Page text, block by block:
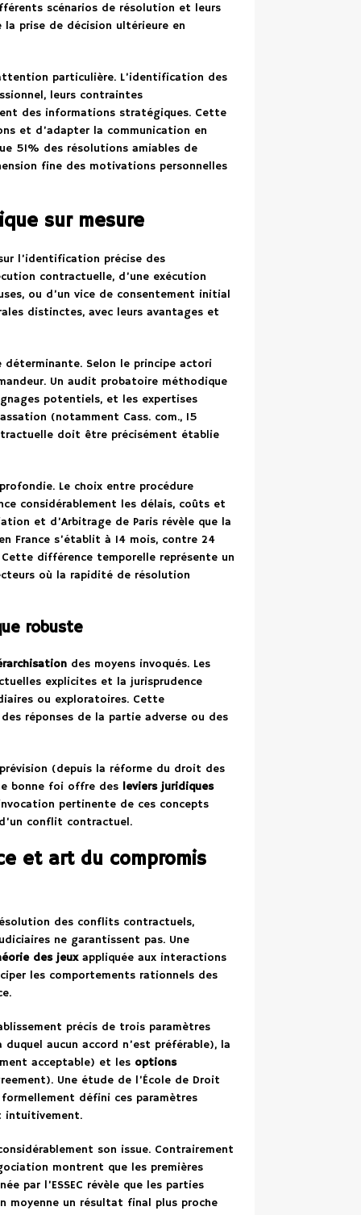
scénarios de résolution et leurs
prise de décision ultérieure en
particulière. L’identification des
leurs contraintes
des informations stratégiques. Cette
et d’adapter la communication en
51% des résolutions amiables de
fine des motivations personnelles
sur mesure
l’identification précise des
contractuelle, d’une exécution
ou d’un vice de consentement initial
distinctes, avec leurs avantages et
Selon le principe actori
Un audit probatoire méthodique
potentiels, et les expertises
(notamment Cass. com., 15
doit être précisément établie
Le choix entre procédure
considérablement les délais, coûts et
et d’Arbitrage de Paris révèle que la
France s’établit à 14 mois, contre 24
différence temporelle représente un
où la rapidité de résolution
robuste
des moyens invoqués. Les
explicites et la jurisprudence
ou exploratoires. Cette
réponses de la partie adverse ou des
(depuis la réforme du droit des
bonne foi offre des leviers juridiques
pertinente de ces concepts
conflit contractuel.
et art du compromis
des conflits contractuels,
ne garantissent pas. Une
des jeuxappliquée aux interactions
les comportements rationnels des
précis de trois paramètres
aucun accord n’est préférable), la
acceptable) et les options
Une étude de l’École de Droit
défini ces paramètres
intuitivement.
son issue. Contrairement
montrent que les premières
par l’ESSEC révèle que les parties
moyenne un résultat final plus proche